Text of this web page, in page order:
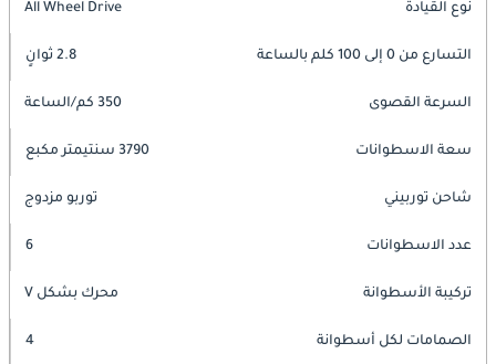
نوع القيادة All Wheel Drive
التسارع من 0 إلى 100 كلم بالساعة 2.8 ثوانٍ
السرعة القصوى 350 كم/الساعة
سعة الاسطوانات 3790 سنتيمتر مكبع
شاحن توربيني توربو مزدوج
عدد الاسطوانات 6
تركيبة الأسطوانة محرك بشكل V
الصمامات لكل أسطوانة 4